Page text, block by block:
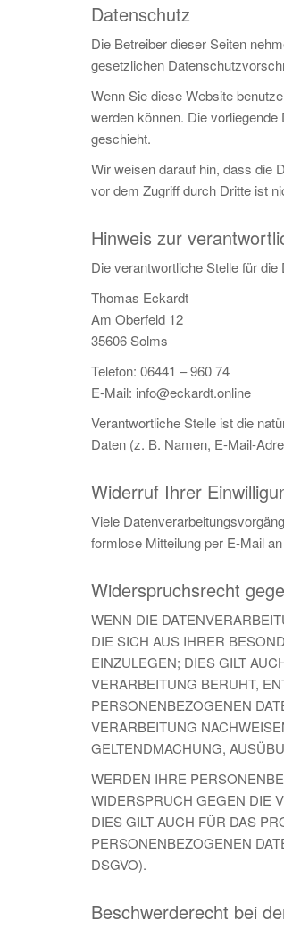
Datenschutz
Die Betreiber dieser Seiten
gesetzlichen
Wenn Sie diese Website
werden können. Die
geschieht.
Wir weisen darauf hin, dass die
vor dem Zugriff durch Dritte ist
Hinweis zur
Die verantwortliche Stelle für
Thomas Eckardt
Am Oberfeld 12
35606 Solms
Telefon: 06441 – 960 74
E-Mail: info@eckardt.online
Verantwortliche Stelle ist die
Daten (z. B. Namen, E-Mail-
Widerruf Ihrer
Viele
formlose Mitteilung per E-Mail
Widerspruchsrecht
WENN DIE
DIE SICH AUS IHRER
EINZULEGEN; DIES GILT
VERARBEITUNG BERUHT,
PERSONENBEZOGENEN
VERARBEITUNG
GELTENDMACHUNG,
WERDEN IHRE
WIDERSPRUCH GEGEN DIE
DIES GILT AUCH FÜR DAS
PERSONENBEZOGENEN
DSGVO).
Beschwerderecht bei